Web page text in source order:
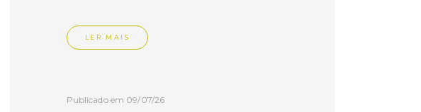
LER MAIS
Publicado em 09/07/26